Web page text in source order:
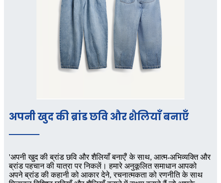
अपनी खुद की ब्रांड छवि और शैलियाँ बनाएँ
'अपनी खुद की ब्रांड छवि और शैलियाँ बनाएँ' के साथ, आत्म-अभिव्यक्ति और
ब्रांड पहचान की यात्रा पर निकलें। हमारे अनुकूलित समाधान आपको
अपने ब्रांड की कहानी को आकार देने, रचनात्मकता को रणनीति के साथ